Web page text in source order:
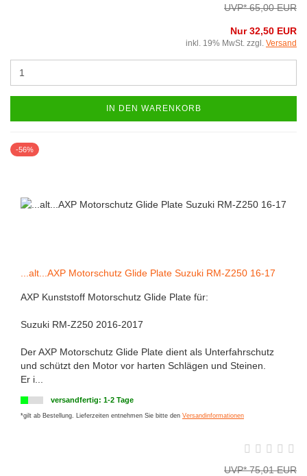
UVP* 65,00 EUR
Nur 32,50 EUR
inkl. 19% MwSt. zzgl. Versand
IN DEN WARENKORB
-56%
...alt...AXP Motorschutz Glide Plate Suzuki RM-Z250 16-17
AXP Kunststoff Motorschutz Glide Plate für:
Suzuki RM-Z250 2016-2017
Der AXP Motorschutz Glide Plate dient als Unterfahrschutz
und schützt den Motor vor harten Schlägen und Steinen.
Er i...
versandfertig: 1-2 Tage
*gilt ab Bestellung. Lieferzeiten entnehmen Sie bitte den Versandinformationen
UVP* 75,01 EUR